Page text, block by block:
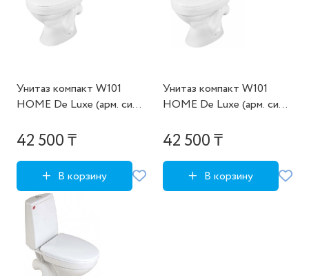
Унитаз компакт W101
HOME De Luxe (арм. сид.
42 500 ₸
В корзину
Унитаз компакт W101
HOME De Luxe (арм. сид.
42 500 ₸
В корзину